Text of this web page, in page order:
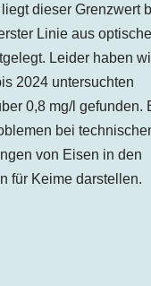
dieser Grenzwert
Linie aus
Leider haben
2024 untersuchten
0,8 mg/l gefunden.
bei
von Eisen in den
für Keime darstellen.